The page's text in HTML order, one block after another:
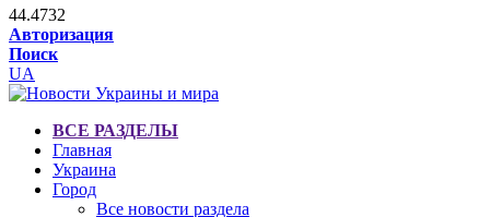
44.4732
Авторизация
Поиск
UA
ВСЕ РАЗДЕЛЫ
Главная
Украина
Город
Все новости раздела